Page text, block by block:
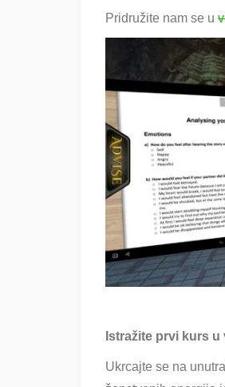
Pridružite nam se u
Istražite prvi kurs
Ukrcajte se na